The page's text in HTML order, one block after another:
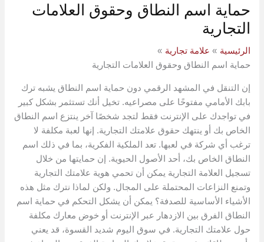
حماية اسم النطاق وحقوق العلامات
التجارية
الرئيسية
علامة تجارية
حماية اسم النطاق وحقوق العلامات التجارية
إن التنقل في المشهد الرقمي دون حماية اسم النطاق يشبه ترك
بابك الأمامي مفتوحًا على مصراعيه. تخيل أنك تستثمر بشكل كبير
في تواجدك على الإنترنت فقط لتجد شخصًا آخر ينتزع اسم النطاق
الخاص بك أو ينتهك حقوق علامتك التجارية. إنها لعبة مكلفة لا
ترغب أي شركة في لعبها. تعد الملكية الفكرية، بما في ذلك اسم
النطاق الخاص بك، أحد الأصول الحيوية. إن حمايتها من خلال
تسجيل العلامة التجارية يمكن أن تحمي هوية علامتك التجارية
وتمنع النزاعات المحتملة على المجال. ولكن لماذا نترك مثل هذه
الأشياء الأساسية للصدفة؟ يمكن أن يشكل التحكم في حماية اسم
النطاق الفرق بين الازدهار عبر الإنترنت أو خوض معارك مكلفة
حول علامتك التجارية. في سوق اليوم شديد القسوة، قد يعني